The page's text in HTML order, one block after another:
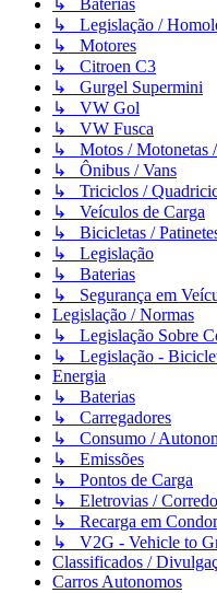
↳ Baterias
↳ Legislação /
↳ Motores
↳ Citroen C3
↳ Gurgel Supermini
↳ VW Gol
↳ VW Fusca
↳ Motos / Motonetas /
↳ Ônibus / Vans
↳ Triciclos /
↳ Veículos de Carga
↳ Bicicletas /
↳ Legislação
↳ Baterias
↳ Segurança em
Legislação / Normas
↳ Legislação Sobre
↳ Legislação -
Energia
↳ Baterias
↳ Carregadores
↳ Consumo /
↳ Emissões
↳ Pontos de Carga
↳ Eletrovias /
↳ Recarga em
↳ V2G - Vehicle to
Classificados /
Carros Autonomos